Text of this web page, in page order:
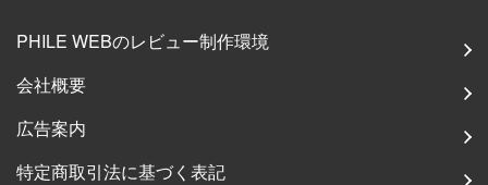
PHILE WEBのレビュー制作環境
会社概要
広告案内
特定商取引法に基づく表記